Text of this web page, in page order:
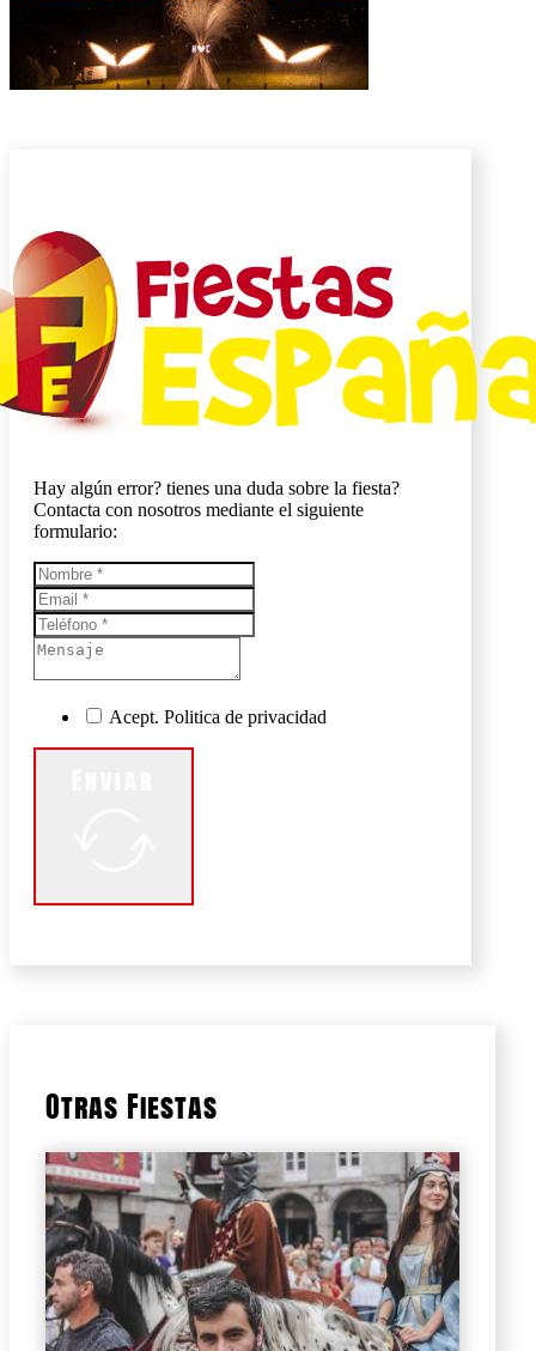
Hay algún error? tienes una duda sobre la fiesta?
Contacta con nosotros mediante el siguiente
formulario:
Acept. Politica de privacidad
Otras Fiestas